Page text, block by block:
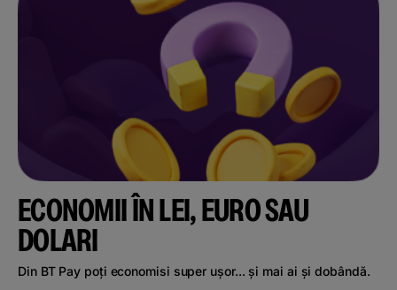
ECONOMII ÎN LEI, EURO SAU
DOLARI
Din BT Pay poți economisi super ușor... și mai ai și dobândă.